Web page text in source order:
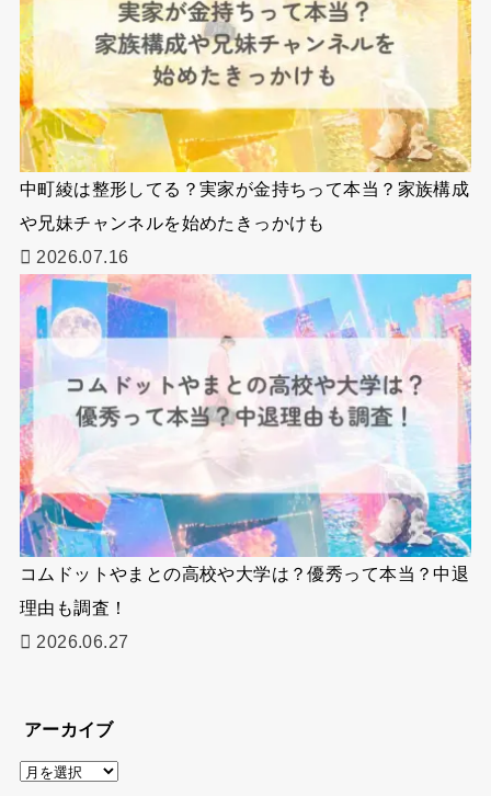
中町綾は整形してる？実家が金持ちって本当？家族構成
や兄妹チャンネルを始めたきっかけも
2026.07.16
コムドットやまとの高校や大学は？優秀って本当？中退
理由も調査！
2026.06.27
アーカイブ
ア